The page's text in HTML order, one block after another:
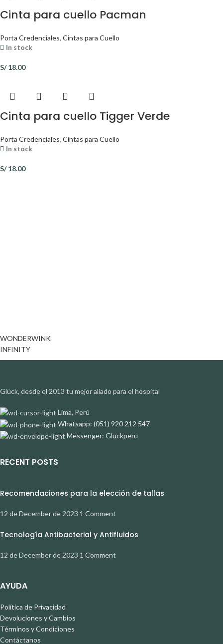
Cinta para cuello Pacman
Porta Credenciales, Cintas para Cuello
In stock
S/18.00
Cinta para cuello Tigger Verde
Porta Credenciales, Cintas para Cuello
In stock
S/18.00
WONDERWINK
INFINITY
Glück, desde el 2013 tu mejor aliado para el hospital
Lima, Perú
Whatsapp: (051) 920 212 547
Messenger: Gluckperu
RECENT POSTS
Recomendaciones para la elección de tallas
12 de December de 2023 1 Comment
Tecnología Antibacterial y Antifluidos
12 de December de 2023 1 Comment
AYUDA
Política de Privacidad
Devoluciones y Cambios
Términos y Condiciones
Contáctanos